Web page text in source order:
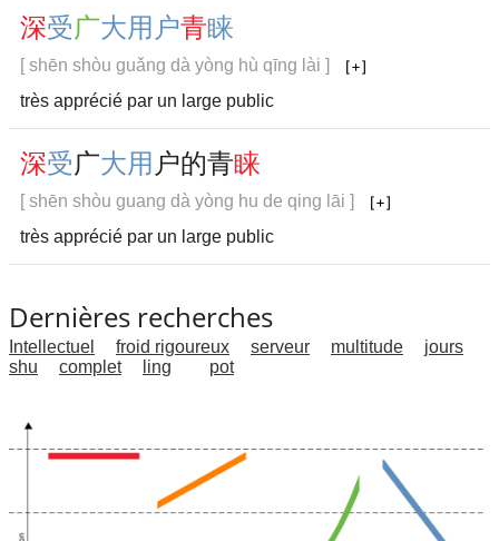
深受广大用 户青睐
[ shēn shòu guǎng dà yòng hù qīng lài ]
très apprécié par un large public
深受广大用 户的青睐
[ shēn shòu guang dà yòng hu de qing lāi ]
très apprécié par un large public
Dernières recherches
Intellectuel froid rigoureux serveur multitude
jours
shu
complet ling pot